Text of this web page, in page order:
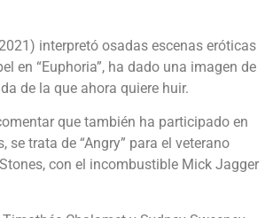
interpretó osadas escenas eróticas
en “Euphoria”, ha dado una imagen de
de la que ahora quiere huir.
que también ha participado en
se trata de “Angry” para el veterano
con el incombustible Mick Jagger